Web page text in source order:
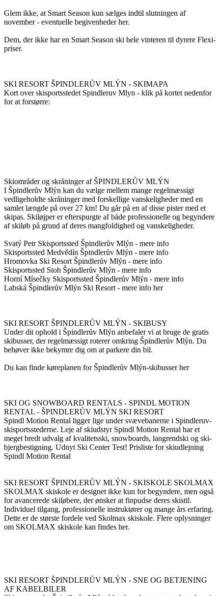
Glem ikke, at Smart Season kun sælges indtil slutningen af ​​
november - eventuelle begivenheder her.
Dem, der ikke har en Smart Season ski hele vinteren til dyrere Flexi-
priser.
SKI RESORT ŠPINDLERŮV MLÝN - SKIMAPA
Kort over skisportsstedet Spindleruv Mlyn - klik på kortet nedenfor
for at forstørre:
Skiområder og skråninger af ŠPINDLERŮV MLÝN
I Špindlerův Mlýn kan du vælge mellem mange regelmæssigt
vedligeholdte skråninger med forskellige vanskeligheder med en
samlet længde på over 27 km! Du går på en af ​​disse pister med et
skipas. Skiløjper er efterspurgte af både professionelle og begyndere
af skiløb på grund af deres mangfoldighed og vanskeligheder.
Svatý Petr Skisportssted Špindlerův Mlýn - mere info
Skisportssted Medvědín Špindlerův Mlýn - mere info
Hromovka Ski Resort Špindlerův Mlýn - mere info
Skisportssted Stoh Špindlerův Mlýn - mere info
Horní Mísečky Skisportssted Špindlerův Mlýn - mere info
Labská Špindlerův Mlýn Ski Resort - mere info her
SKI RESORT ŠPINDLERŮV MLÝN - SKIBUSY
Under dit ophold i Špindlerův Mlýn anbefaler vi at bruge de gratis
skibusser, der regelmæssigt roterer omkring Špindlerův Mlýn. Du
behøver ikke bekymre dig om at parkere din bil.
Du kan finde køreplanen for Špindlerův Mlýn-skibusser her
SKI OG SNOWBOARD RENTALS - SPINDL MOTION
RENTAL - ŠPINDLERŮV MLÝN SKI RESORT
Spindl Motion Rental ligger lige under svævebanerne i Spindleruv-
skisportsstederne. Leje af skiudstyr Spindl Motion Rental har et
meget bredt udvalg af kvalitetsski, snowboards, langrendski og ski-
bjergbestigning. Udnyt Ski Center Test! Prisliste for skiudlejning
Spindl Motion Rental
SKI RESORT ŠPINDLERŮV MLÝN - SKISKOLE SKOLMAX
SKOLMAX skiskole er designet ikke kun for begyndere, men også
for avancerede skiløbere, der ønsker at finpudse deres skistil.
Individuel tilgang, professionelle instruktører og mange års erfaring.
Dette er de største fordele ved Skolmax skiskole. Flere oplysninger
om SKOLMAX skiskole kan findes her.
SKI RESORT ŠPINDLERŮV MLÝN - SNE OG BETJENING
AF KABELBILER